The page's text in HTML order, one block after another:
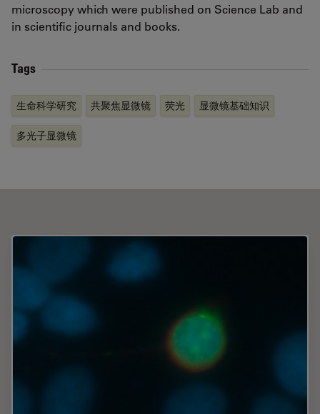
microscopy which were published on Science Lab and
in scientific journals and books.
Tags
生命科学研究 共聚焦显微镜 荧光 显微镜基础知识
多光子显微镜